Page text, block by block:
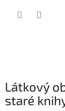
Látkový
staré